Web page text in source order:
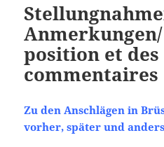
position et des
commentaires
Zu den Anschlägen in
vorher, später und